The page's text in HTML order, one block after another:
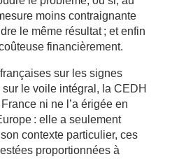
moins contraignante
le même résultat ; et enfin
financièrement.
sur les signes
le voile intégral, la CEDH
ni ne l’a érigée en
: elle a seulement
contexte particulier, ces
proportionnées à